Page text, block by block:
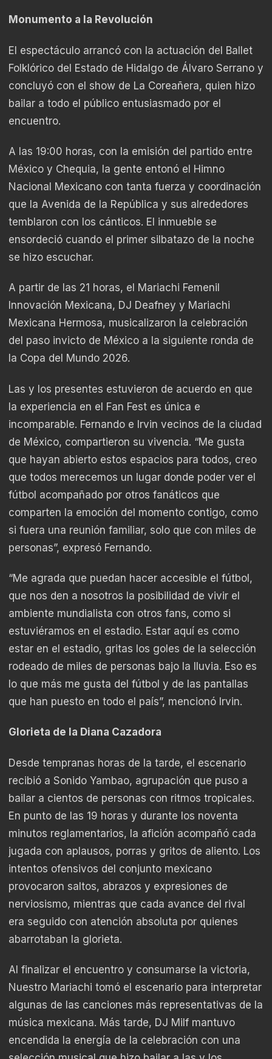
Monumento a la Revolución
El espectáculo arrancó con la actuación del Ballet
Folklórico del Estado de Hidalgo de Álvaro Serrano y
concluyó con el show de La Coreañera, quien hizo
bailar a todo el público entusiasmado por el
encuentro.
A las 19:00 horas, con la emisión del partido entre
México y Chequia, la gente entonó el Himno
Nacional Mexicano con tanta fuerza y coordinación
que la Avenida de la República y sus alrededores
temblaron con los cánticos. El inmueble se
ensordeció cuando el primer silbatazo de la noche
se hizo escuchar.
A partir de las 21 horas, el Mariachi Femenil
Innovación Mexicana, DJ Deafney y Mariachi
Mexicana Hermosa, musicalizaron la celebración
del paso invicto de México a la siguiente ronda de
la Copa del Mundo 2026.
Las y los presentes estuvieron de acuerdo en que
la experiencia en el Fan Fest es única e
incomparable. Fernando e Irvin vecinos de la ciudad
de México, compartieron su vivencia. “Me gusta
que hayan abierto estos espacios para todos, creo
que todos merecemos un lugar donde poder ver el
fútbol acompañado por otros fanáticos que
comparten la emoción del momento contigo, como
si fuera una reunión familiar, solo que con miles de
personas”, expresó Fernando.
“Me agrada que puedan hacer accesible el fútbol,
que nos den a nosotros la posibilidad de vivir el
ambiente mundialista con otros fans, como si
estuviéramos en el estadio. Estar aquí es como
estar en el estadio, gritas los goles de la selección
rodeado de miles de personas bajo la lluvia. Eso es
lo que más me gusta del fútbol y de las pantallas
que han puesto en todo el país”, mencionó Irvin.
Glorieta de la Diana Cazadora
Desde tempranas horas de la tarde, el escenario
recibió a Sonido Yambao, agrupación que puso a
bailar a cientos de personas con ritmos tropicales.
En punto de las 19 horas y durante los noventa
minutos reglamentarios, la afición acompañó cada
jugada con aplausos, porras y gritos de aliento. Los
intentos ofensivos del conjunto mexicano
provocaron saltos, abrazos y expresiones de
nerviosismo, mientras que cada avance del rival
era seguido con atención absoluta por quienes
abarrotaban la glorieta.
Al finalizar el encuentro y consumarse la victoria,
Nuestro Mariachi tomó el escenario para interpretar
algunas de las canciones más representativas de la
música mexicana. Más tarde, DJ Milf mantuvo
encendida la energía de la celebración con una